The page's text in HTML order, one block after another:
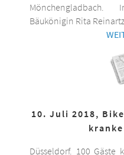
Bäukönigin Rita
10. Juli 2018,
Düsseldorf. 100 Gäste